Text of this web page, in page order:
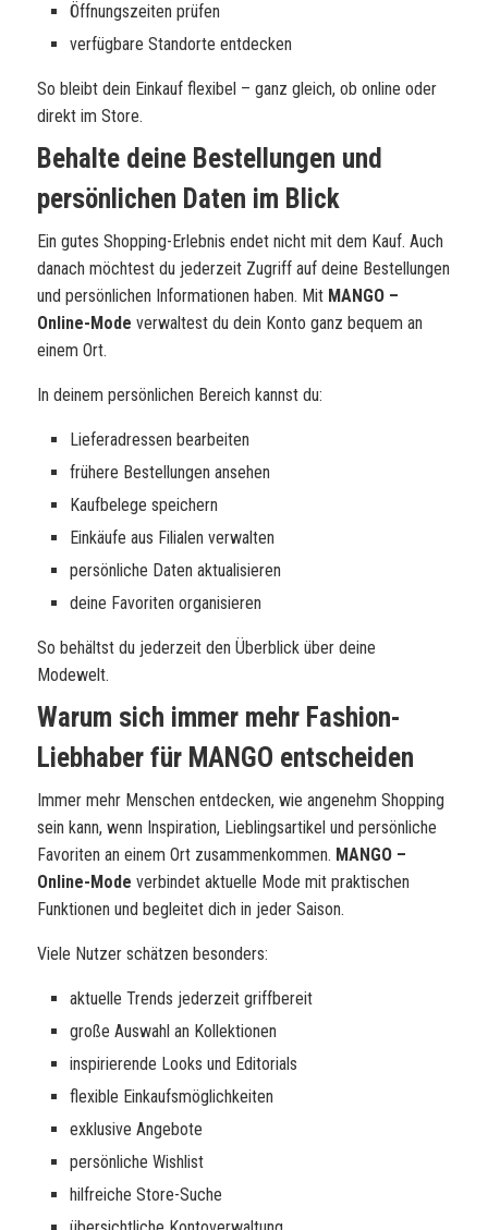
Öffnungszeiten prüfen
verfügbare Standorte entdecken
So bleibt dein Einkauf flexibel – ganz gleich, ob online oder
direkt im Store.
Behalte deine Bestellungen und
persönlichen Daten im Blick
Ein gutes Shopping-Erlebnis endet nicht mit dem Kauf. Auch
danach möchtest du jederzeit Zugriff auf deine Bestellungen
und persönlichen Informationen haben. Mit MANGO –
Online-Mode verwaltest du dein Konto ganz bequem an
einem Ort.
In deinem persönlichen Bereich kannst du:
Lieferadressen bearbeiten
frühere Bestellungen ansehen
Kaufbelege speichern
Einkäufe aus Filialen verwalten
persönliche Daten aktualisieren
deine Favoriten organisieren
So behältst du jederzeit den Überblick über deine
Modewelt.
Warum sich immer mehr Fashion-
Liebhaber für MANGO entscheiden
Immer mehr Menschen entdecken, wie angenehm Shopping
sein kann, wenn Inspiration, Lieblingsartikel und persönliche
Favoriten an einem Ort zusammenkommen. MANGO –
Online-Mode verbindet aktuelle Mode mit praktischen
Funktionen und begleitet dich in jeder Saison.
Viele Nutzer schätzen besonders:
aktuelle Trends jederzeit griffbereit
große Auswahl an Kollektionen
inspirierende Looks und Editorials
flexible Einkaufsmöglichkeiten
exklusive Angebote
persönliche Wishlist
hilfreiche Store-Suche